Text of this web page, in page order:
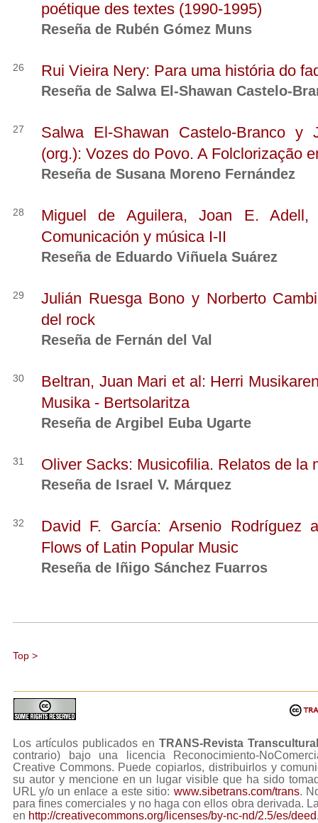
poétique des textes (1990-1995)
Reseña de Rubén Gómez Muns
26 Rui Vieira Nery: Para uma história do
Reseña de Salwa El-Shawan Castelo-
27
Salwa El-Shawan Castelo-Branco y
(org.): Vozes do Povo. A Folclorização
Reseña de Susana Moreno Fernández
28
Miguel de Aguilera, Joan E. Adell,
Comunicación y música I-II
Reseña de Eduardo Viñuela Suárez
29
Julián Ruesga Bono y Norberto
del rock
Reseña de Fernán del Val
30
Beltran, Juan Mari et al: Herri
Musika - Bertsolaritza
Reseña de Argibel Euba Ugarte
31 Oliver Sacks: Musicofilia. Relatos de la
Reseña de Israel V. Márquez
32
David F. García: Arsenio Rodríguez
Flows of Latin Popular Music
Reseña de Iñigo Sánchez Fuarros
Top >
Los artículos publicados enTRANS-Revista
contrario) bajo una licencia Reconocimiento-
Creative Commons. Puede copiarlos, distribuirlos y
su autor y mencione en un lugar visible que ha sido
URL y/o un enlace a este sitio: www.sibetrans.com/trans.
para fines comerciales y no haga con ellos obra derivada.
en http://creativecommons.org/licenses/by-nc-nd/2.5/es/